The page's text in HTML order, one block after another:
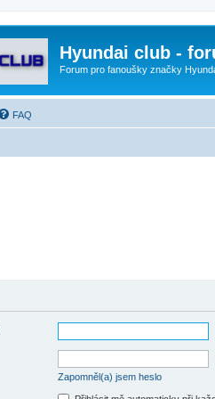
Hyundai club -
Forum pro fanoušky značky
FAQ
Zapomněl(a) jsem heslo